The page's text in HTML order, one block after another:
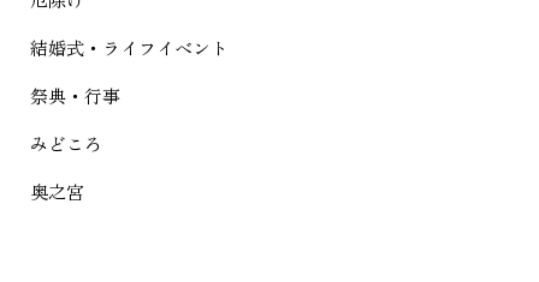
結婚式・ライフイベント
祭典・行事
みどころ
奥之宮